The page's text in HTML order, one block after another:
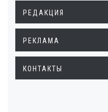
РЕДАКЦИЯ
РЕКЛАМА
КОНТАКТЫ